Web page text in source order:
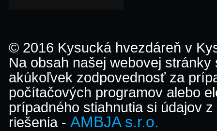
© 2016 Kysucká hvezdáreň v
Na obsah našej webovej
akúkoľvek zodpovednosť za
počítačových programov alebo
prípadného stiahnutia si údajov
riešenia - AMBJA s.r.o.